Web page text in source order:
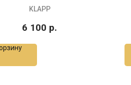
кожи, 30 мл
KLAPP
6 100 р.